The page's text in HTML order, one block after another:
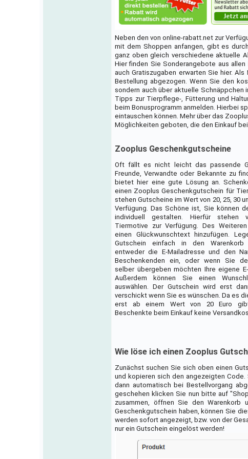
Neben den von online-rabatt.net zur
mit dem Shoppen anfangen, gibt es
ganz oben gleich verschiedene aktuelle
Hier finden Sie Sonderangebote aus
auch Gratiszugaben erwarten Sie hier.
Bestellung abgezogen. Wenn Sie den
sondern auch über aktuelle Schnäppchen
Tipps zur Tierpflege-, Fütterung und
beim Bonusprogramm anmelden. Hierbei
eintauschen können. Mehr über das
Möglichkeiten geboten, die den Einkauf
Zooplus Geschenkgutscheine
Oft fällt es nicht leicht das passende
Freunde, Verwandte oder Bekannte zu
bietet hier eine gute Lösung an.
einen Zooplus Geschenkgutschein für
stehen Gutscheine im Wert von 20, 25, 30
Verfügung. Das Schöne ist, Sie können
individuell gestalten. Hierfür stehen
Tiermotive zur Verfügung. Des
einen Glückwunschtext hinzufügen.
Gutschein einfach in den
entweder die E-Mailadresse und den
Beschenkenden ein, oder wenn Sie
selber übergeben möchten Ihre eigene E-
Außerdem können Sie einen
auswählen. Der Gutschein wird erst
verschickt wenn Sie es wünschen. Da es
erst ab einem Wert von 20 Euro
Beschenkte beim Einkauf keine
Wie löse ich einen Zooplus
Zunächst suchen Sie sich oben einen
und kopieren sich den angezeigten
dann automatisch bei Bestellvorgang
geschehen klicken Sie nun bitte auf
zusammen, öffnen Sie den Warenkorb
Geschenkgutschein haben, können Sie
werden sofort angezeigt, bzw. von der
nur ein Gutschein eingelöst werden!